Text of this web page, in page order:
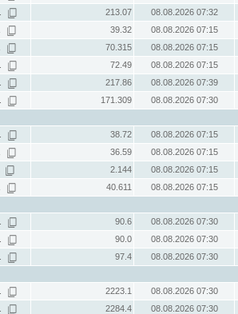
213.07
08.08.2026 07:32
39.32
08.08.2026 07:15
70.315
08.08.2026 07:15
72.49
08.08.2026 07:15
217.86
08.08.2026 07:39
171.309
08.08.2026 07:30
38.72
08.08.2026 07:15
36.59
08.08.2026 07:15
2.144
08.08.2026 07:15
40.611
08.08.2026 07:15
90.6
08.08.2026 07:30
90.0
08.08.2026 07:30
97.4
08.08.2026 07:30
2223.1
08.08.2026 07:30
2284.4
08.08.2026 07:30